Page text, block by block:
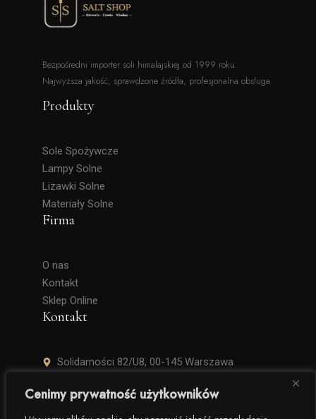
Cenimy prywatność użytkowników
Bezpośredni importer soli himalajskiej od 1999 roku.
Najwyższa jakość, sprawdzone źródła, profesjonalna obsługa.
Produkty
Sole Spożywcze
Lampy Solne
Lizawki Solne
Materiały Solne
Firma
O nas
Kontakt
Sklep Online
Kontakt
Solidarności 82/U8, 00-145 Warszawa
+48 506 504 900